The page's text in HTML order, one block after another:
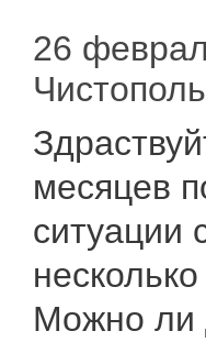
26
Чистополь
месяцев
ситуации
Можно ли